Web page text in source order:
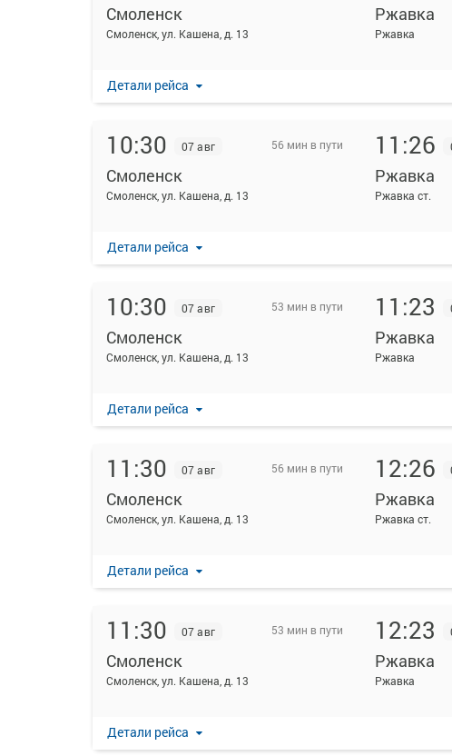
Смоленск
Смоленск, ул. Кашена, д. 13
Ржавка
Ржавка
Детали рейса
10:30 07 авг 56 мин в пути
Смоленск
Смоленск, ул. Кашена, д. 13
11:26
Ржавка
Ржавка ст.
Детали рейса
10:30 07 авг 53 мин в пути
Смоленск
Смоленск, ул. Кашена, д. 13
11:23
Ржавка
Ржавка
Детали рейса
11:30 07 авг 56 мин в пути
Смоленск
Смоленск, ул. Кашена, д. 13
12:26
Ржавка
Ржавка ст.
Детали рейса
11:30 07 авг 53 мин в пути
Смоленск
Смоленск, ул. Кашена, д. 13
12:23
Ржавка
Ржавка
Детали рейса